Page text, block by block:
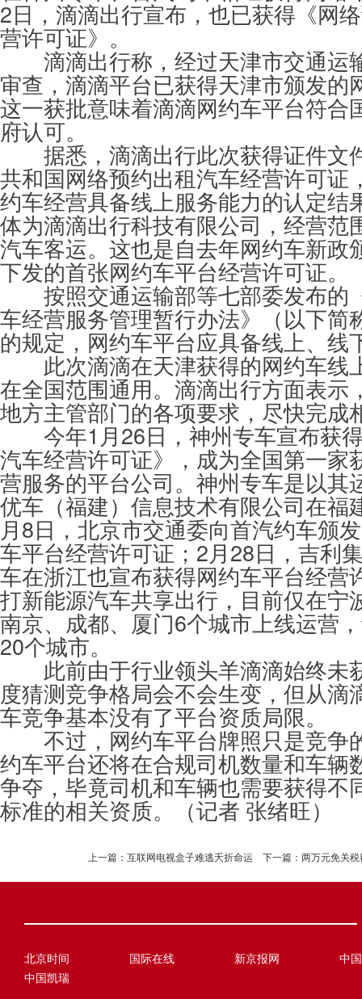
2日，滴滴出行宣布，也已获得《网
营许可证》。
滴滴出行称，经过天津市交通运
审查，滴滴平台已获得天津市颁发的
这一获批意味着滴滴网约车平台符合
府认可。
据悉，滴滴出行此次获得证件文
共和国网络预约出租汽车经营许可证
约车经营具备线上服务能力的认定结
体为滴滴出行科技有限公司，经营范
汽车客运。这也是自去年网约车新政
下发的首张网约车平台经营许可证。
按照交通运输部等七部委发布的
车经营服务管理暂行办法》（以下简
的规定，网约车平台应具备线上、线
此次滴滴在天津获得的网约车线
在全国范围通用。滴滴出行方面表示
地方主管部门的各项要求，尽快完成
今年1月26日，神州专车宣布获
汽车经营许可证》，成为全国第一家
营服务的平台公司。神州专车是以其
优车（福建）信息技术有限公司在福
月8日，北京市交通委向首汽约车颁
车平台经营许可证；2月28日，吉利
车在浙江也宣布获得网约车平台经营
打新能源汽车共享出行，目前仅在宁
南京、成都、厦门6个城市上线运营
20个城市。
此前由于行业领头羊滴滴始终未
度猜测竞争格局会不会生变，但从滴
车竞争基本没有了平台资质局限。
不过，网约车平台牌照只是竞争
约车平台还将在合规司机数量和车辆
争夺，毕竟司机和车辆也需要获得不
标准的相关资质。（记者 张绪旺）
上一篇： 互联网电视盒子难逃夭折命运 下一篇： 两万元免关
北京时间 国际在线 新京报网
中
中国凯瑞